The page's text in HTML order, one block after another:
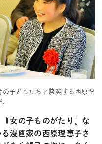
の子どもたちと談笑する西原理
女の子ものがたり』な
漫画家の西原理恵子さ